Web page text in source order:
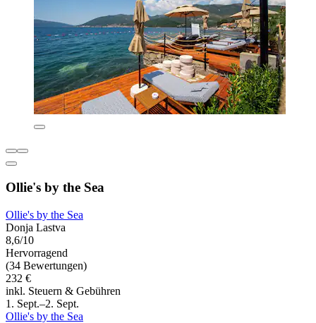
Ollie's by the Sea
Ollie's by the Sea
Donja Lastva
8,6/10
Hervorragend
(34 Bewertungen)
232 €
inkl. Steuern & Gebühren
1. Sept.–2. Sept.
Ollie's by the Sea